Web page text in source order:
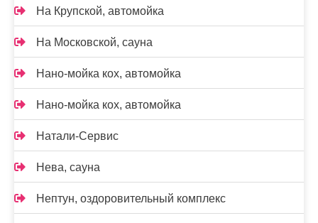
На Крупской, автомойка
На Московской, сауна
Нано-мойка кох, автомойка
Нано-мойка кох, автомойка
Натали-Сервис
Нева, сауна
Нептун, оздоровительный комплекс